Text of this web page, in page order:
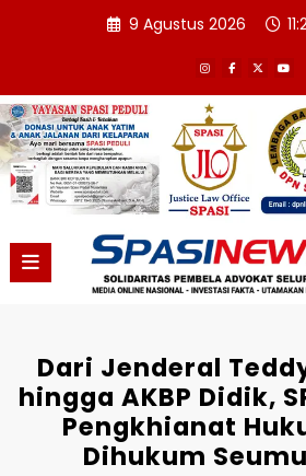
9 Agustus 2026
Dari Jenderal
hingga AKBP Didik,
Pengkhianat
Dihukum